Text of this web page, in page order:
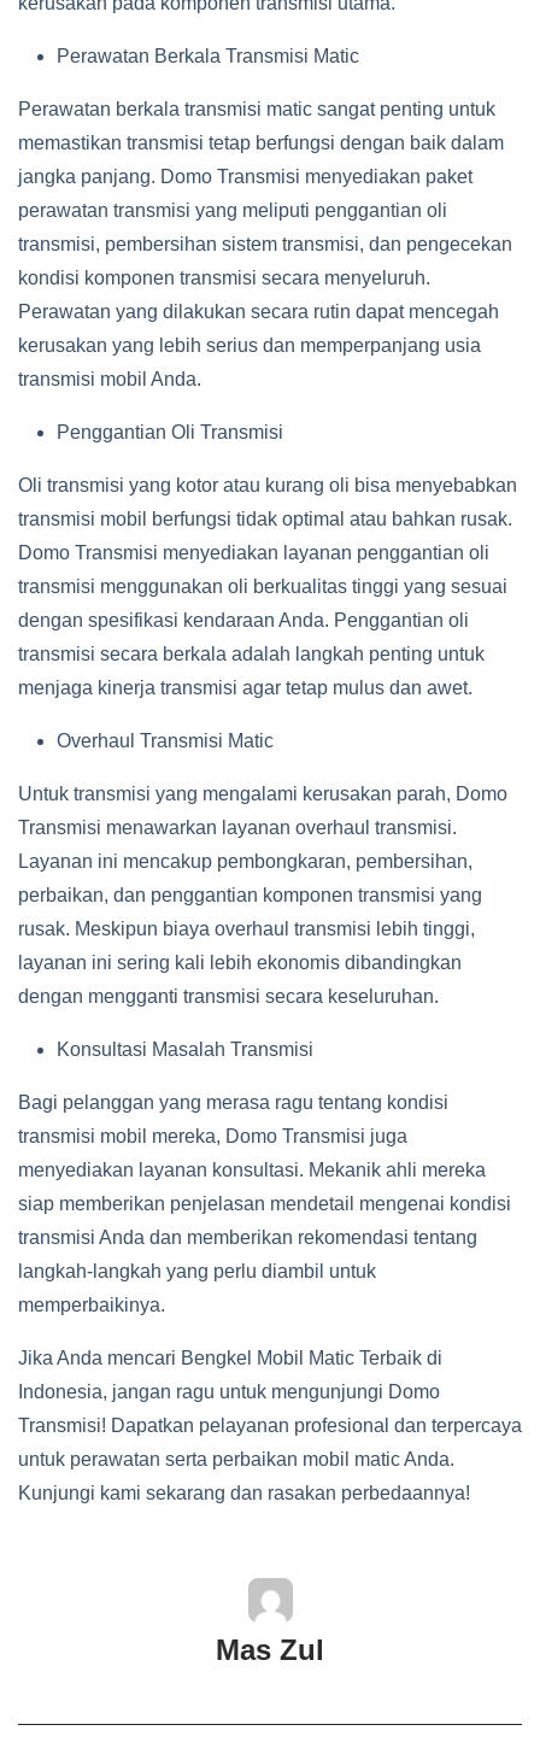
Perawatan Berkala Transmisi Matic
Perawatan berkala transmisi matic sangat penting untuk
memastikan transmisi tetap berfungsi dengan baik dalam
jangka panjang. Domo Transmisi menyediakan paket
perawatan transmisi yang meliputi penggantian oli
transmisi, pembersihan sistem transmisi, dan pengecekan
kondisi komponen transmisi secara menyeluruh.
Perawatan yang dilakukan secara rutin dapat mencegah
kerusakan yang lebih serius dan memperpanjang usia
transmisi mobil Anda.
Penggantian Oli Transmisi
Oli transmisi yang kotor atau kurang oli bisa menyebabkan
transmisi mobil berfungsi tidak optimal atau bahkan rusak.
Domo Transmisi menyediakan layanan penggantian oli
transmisi menggunakan oli berkualitas tinggi yang sesuai
dengan spesifikasi kendaraan Anda. Penggantian oli
transmisi secara berkala adalah langkah penting untuk
menjaga kinerja transmisi agar tetap mulus dan awet.
Overhaul Transmisi Matic
Untuk transmisi yang mengalami kerusakan parah, Domo
Transmisi menawarkan layanan overhaul transmisi.
Layanan ini mencakup pembongkaran, pembersihan,
perbaikan, dan penggantian komponen transmisi yang
rusak. Meskipun biaya overhaul transmisi lebih tinggi,
layanan ini sering kali lebih ekonomis dibandingkan
dengan mengganti transmisi secara keseluruhan.
Konsultasi Masalah Transmisi
Bagi pelanggan yang merasa ragu tentang kondisi
transmisi mobil mereka, Domo Transmisi juga
menyediakan layanan konsultasi. Mekanik ahli mereka
siap memberikan penjelasan mendetail mengenai kondisi
transmisi Anda dan memberikan rekomendasi tentang
langkah-langkah yang perlu diambil untuk
memperbaikinya.
Jika Anda mencari Bengkel Mobil Matic Terbaik di
Indonesia, jangan ragu untuk mengunjungi Domo
Transmisi! Dapatkan pelayanan profesional dan terpercaya
untuk perawatan serta perbaikan mobil matic Anda.
Kunjungi kami sekarang dan rasakan perbedaannya!
Mas Zul